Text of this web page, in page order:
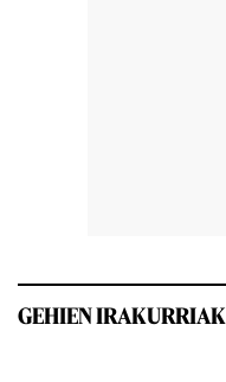
GEHIEN IRAKURRIAK